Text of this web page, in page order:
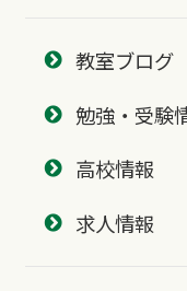
教室ブログ
勉強・受験
高校情報
求人情報